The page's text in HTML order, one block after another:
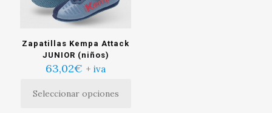
Zapatillas Kempa Attack
JUNIOR (niños)
63,02€ + iva
Seleccionar opciones
Este